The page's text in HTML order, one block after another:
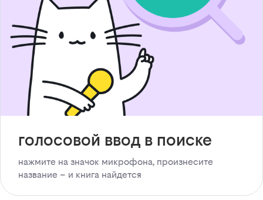
голосовой ввод в поиске
нажмите на значок микрофона, произнесите
название – и книга найдется